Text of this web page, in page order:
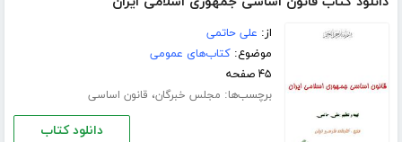
از: علی حاتمی
موضوع:کتاب‌های عمومی
۴۵ صفحه
برچسب‌ها: مجلس خبرگان، قانون اساسی
دانلود کتاب